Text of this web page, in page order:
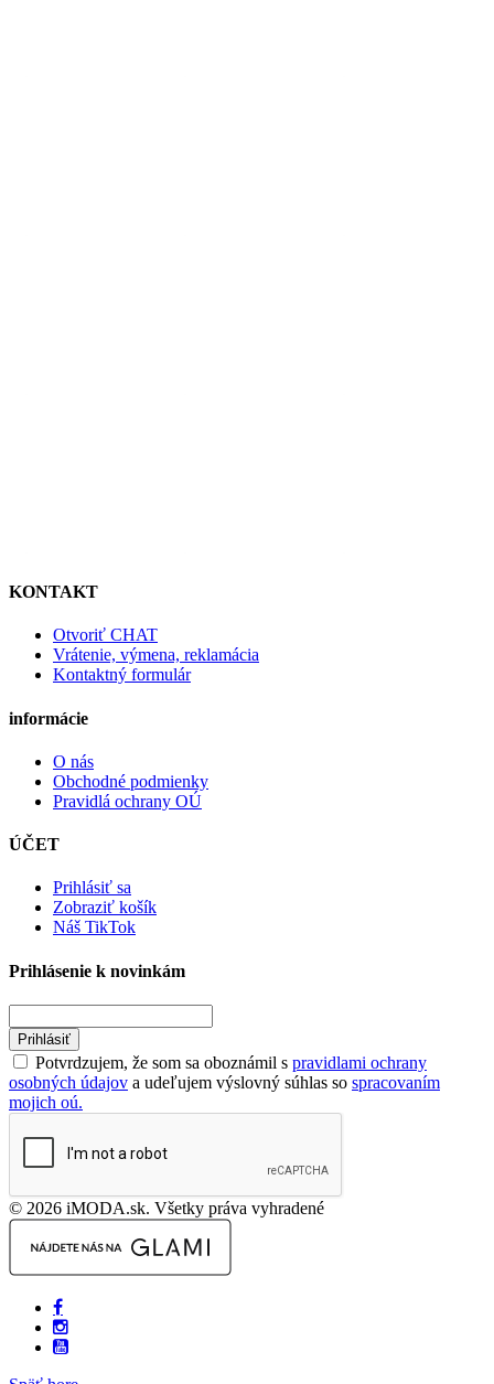
KONTAKT
Otvoriť CHAT
Vrátenie, výmena, reklamácia
Kontaktný formulár
informácie
O nás
Obchodné podmienky
Pravidlá ochrany OÚ
ÚČET
Prihlásiť sa
Zobraziť košík
Náš TikTok
Prihlásenie k novinkám
Prihlásiť
Potvrdzujem, že som sa oboznámil s pravidlami ochrany
osobných údajov a udeľujem výslovný súhlas so spracovaním
mojich oú.
© 2026 iMODA.sk. Všetky práva vyhradené